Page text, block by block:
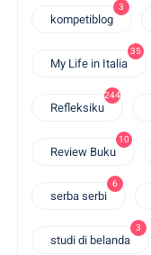
kompetiblog
3
My Life in Italia
35
Refleksiku
244
Review Buku
10
serba serbi
6
studi di belanda
3